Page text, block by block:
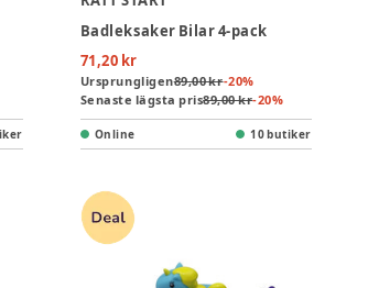
Badleksaker Bilar 4-pack
71,20 kr
Ursprungligen89,00 kr-20%
Senaste lägsta pris89,00 kr-20%
Online 10 butiker